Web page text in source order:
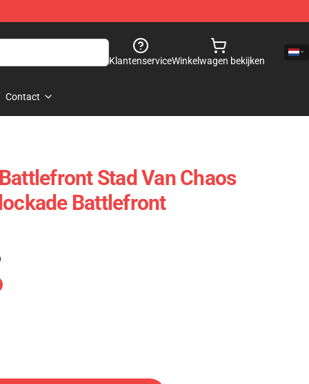
KlantenserviceWinkelwagen bekijken
Contact
Stad Van Chaos
Battlefront